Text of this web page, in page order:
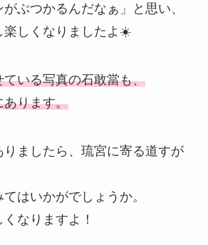
がぶつかるんだなぁ」と思い、
楽しくなりましたよ☀️
いる写真の石敢當も、
あります。
りましたら、琉宮に寄る道すが
はいかがでしょうか。
なりますよ！